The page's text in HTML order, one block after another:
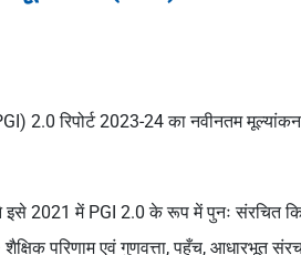
2.0 रिपोर्ट 2023-24 का नवीनतम
इसे 2021 में PGI 2.0 के रूप में पुनः संरचित
शैक्षिक परिणाम एवं गुणवत्ता, पहुँच, आधारभूत